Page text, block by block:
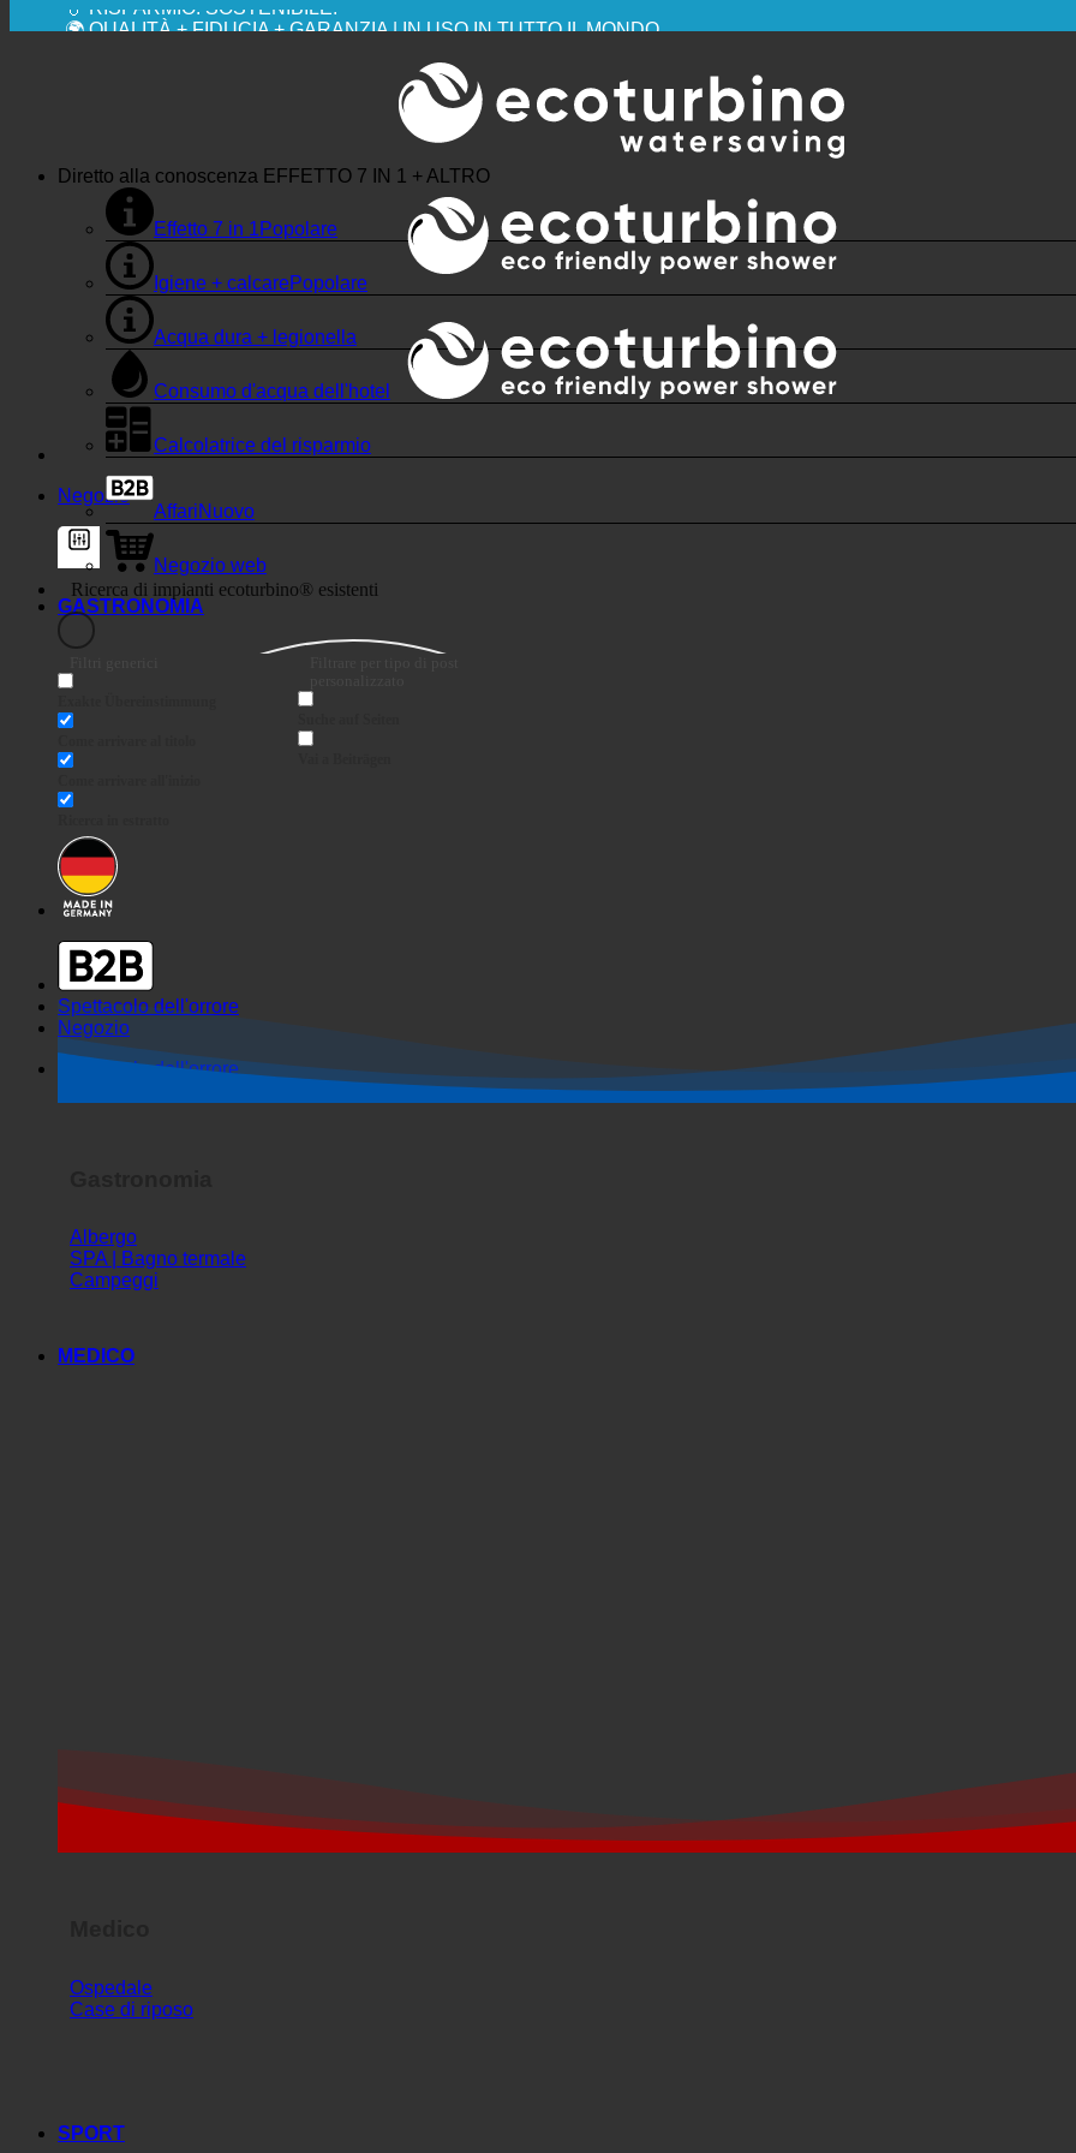
💧 RISPARMIO. SOSTENIBILE.
🌍 QUALITÀ + FIDUCIA + GARANZIA | IN USO IN TUTTO IL MONDO
Negozio
Filtri generici
Exakte Übereinstimmung
Come arrivare al titolo
Come arrivare all'inizio
Ricerca in estratto
personalizzato
Suche auf Seiten
Spettacolo dell'orrore
Negozio
Spettacolo dell'orrore
Diretto alla conoscenza EFFETTO 7 IN 1 + ALTRO
Effetto 7 in 1
Igiene + calcare
Acqua dura + legionella
Consumo d'acqua dell'hotel
Calcolatrice del risparmio
Affari
Negozio web
GASTRONOMIA
Albergo
SPA | Bagno termale
Campeggi
MEDICO
Ospedale
Case di riposo
SPORT